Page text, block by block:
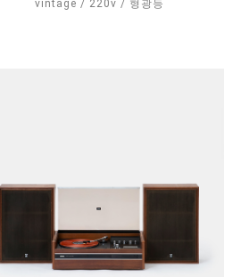
vintage / 220v / 형광등